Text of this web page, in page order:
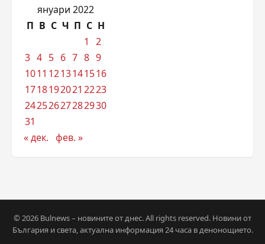
януари 2022
П В С Ч П С Н
1
2
3 4 5 6 7 8 9
1011 1213141516
1718192021 2223
24252627282930
31
« дек. фев. »
© 2026 Bulnews – новините от днес. All rights reserved. Новини от
България и света, актуална информация 24 часа в денонощието.